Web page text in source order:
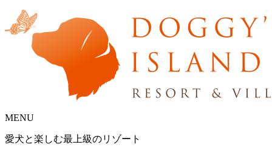
MENU
愛犬と楽しむ最上級のリゾート